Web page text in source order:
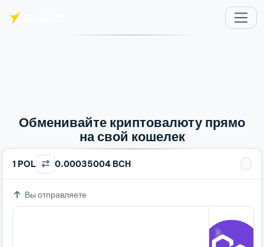
Обменивайте криптовалюту прямо
на свой кошелек
1 POL 0.00035004 BCH
Вы отправляете